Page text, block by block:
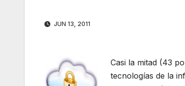
JUN 13, 2011
Casi la mitad (43
tecnologías de la